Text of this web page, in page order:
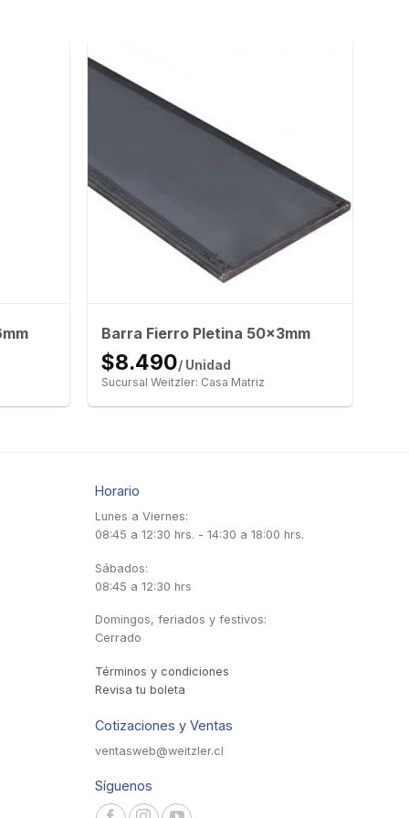
Barra Fierro Pletina 50x3mm
$8.490/ Unidad
Sucursal Weitzler: Casa Matriz
Horario
Lunes a Viernes:
08:45 a 12:30 hrs. - 14:30 a 18:00 hrs.
Sábados:
08:45 a 12:30 hrs
Domingos, feriados y festivos:
Cerrado
Términos y condiciones
Revisa tu boleta
Cotizaciones y Ventas
ventasweb@weitzler.cl
Síguenos